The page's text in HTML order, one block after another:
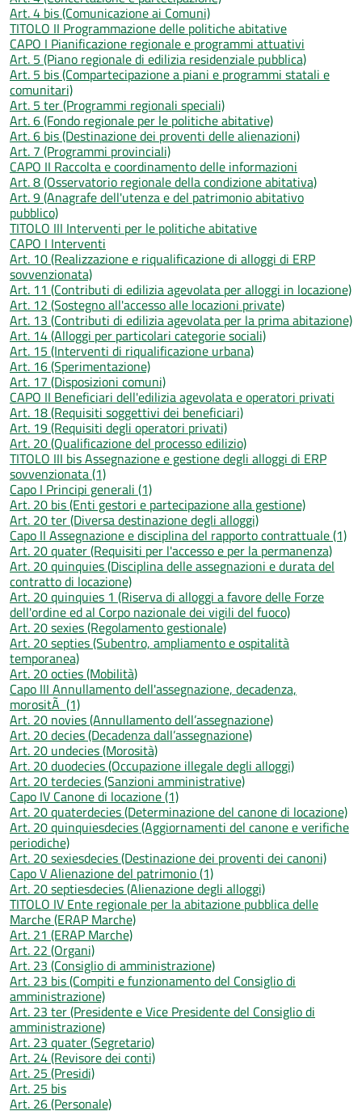
Art. 4 bis (Comunicazione ai Comuni)
TITOLO II Programmazione delle politiche abitative
CAPO I Pianificazione regionale e programmi attuativi
Art. 5 (Piano regionale di edilizia residenziale pubblica)
Art. 5 bis (Compartecipazione a piani e programmi statali e
comunitari)
Art. 5 ter (Programmi regionali speciali)
Art. 6 (Fondo regionale per le politiche abitative)
Art. 6 bis (Destinazione dei proventi delle alienazioni)
Art. 7 (Programmi provinciali)
CAPO II Raccolta e coordinamento delle informazioni
Art. 8 (Osservatorio regionale della condizione abitativa)
Art. 9 (Anagrafe dell'utenza e del patrimonio abitativo
pubblico)
TITOLO III Interventi per le politiche abitative
CAPO I Interventi
Art. 10 (Realizzazione e riqualificazione di alloggi di ERP
sovvenzionata)
Art. 11 (Contributi di edilizia agevolata per alloggi in locazione)
Art. 12 (Sostegno all'accesso alle locazioni private)
Art. 13 (Contributi di edilizia agevolata per la prima abitazione)
Art. 14 (Alloggi per particolari categorie sociali)
Art. 15 (Interventi di riqualificazione urbana)
Art. 16 (Sperimentazione)
Art. 17 (Disposizioni comuni)
CAPO II Beneficiari dell'edilizia agevolata e operatori privati
Art. 18 (Requisiti soggettivi dei beneficiari)
Art. 19 (Requisiti degli operatori privati)
Art. 20 (Qualificazione del processo edilizio)
TITOLO III bis Assegnazione e gestione degli alloggi di ERP
sovvenzionata (1)
Capo I Principi generali (1)
Art. 20 bis (Enti gestori e partecipazione alla gestione)
Art. 20 ter (Diversa destinazione degli alloggi)
Capo II Assegnazione e disciplina del rapporto contrattuale (1)
Art. 20 quater (Requisiti per l'accesso e per la permanenza)
Art. 20 quinquies (Disciplina delle assegnazioni e durata del
contratto di locazione)
Art. 20 quinquies 1 (Riserva di alloggi a favore delle Forze
dell'ordine ed al Corpo nazionale dei vigili del fuoco)
Art. 20 sexies (Regolamento gestionale)
Art. 20 septies (Subentro, ampliamento e ospitalità
temporanea)
Art. 20 octies (Mobilità)
Capo III Annullamento dell'assegnazione, decadenza,
morositÃ (1)
Art. 20 novies (Annullamento dell’assegnazione)
Art. 20 decies (Decadenza dall’assegnazione)
Art. 20 undecies (Morosità)
Art. 20 duodecies (Occupazione illegale degli alloggi)
Art. 20 terdecies (Sanzioni amministrative)
Capo IV Canone di locazione (1)
Art. 20 quaterdecies (Determinazione del canone di locazione)
Art. 20 quinquiesdecies (Aggiornamenti del canone e verifiche
periodiche)
Art. 20 sexiesdecies (Destinazione dei proventi dei canoni)
Capo V Alienazione del patrimonio (1)
Art. 20 septiesdecies (Alienazione degli alloggi)
TITOLO IV Ente regionale per la abitazione pubblica delle
Marche (ERAP Marche)
Art. 21 (ERAP Marche)
Art. 22 (Organi)
Art. 23 (Consiglio di amministrazione)
Art. 23 bis (Compiti e funzionamento del Consiglio di
amministrazione)
Art. 23 ter (Presidente e Vice Presidente del Consiglio di
amministrazione)
Art. 23 quater (Segretario)
Art. 24 (Revisore dei conti)
Art. 25 (Presidi)
Art. 25 bis
Art. 26 (Personale)